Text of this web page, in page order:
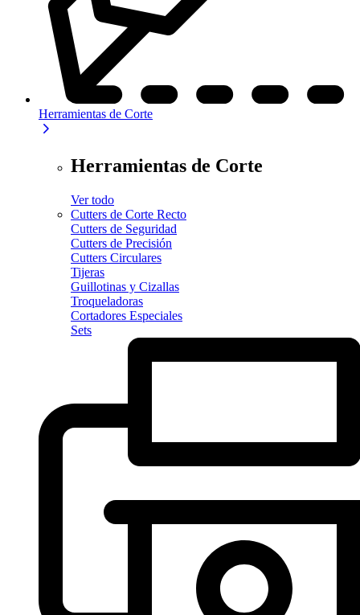
Herramientas de Corte
Herramientas de Corte
Ver todo
Cutters de Corte Recto
Cutters de Seguridad
Cutters de Precisión
Cutters Circulares
Tijeras
Guillotinas y Cizallas
Troqueladoras
Cortadores Especiales
Sets